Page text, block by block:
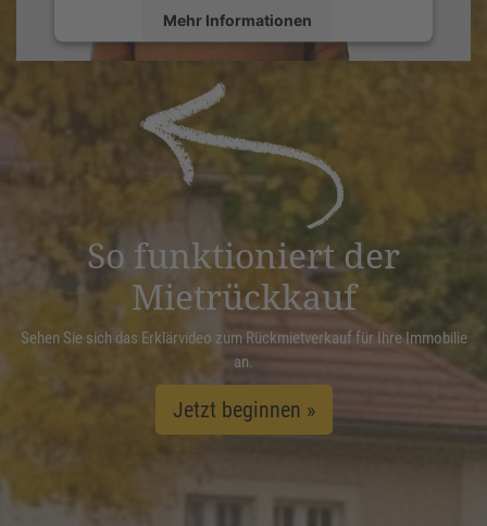
Mehr Informationen
powered by
Management Platform
So funktioniert der
Mietrückkauf
Sehen Sie sich das Erklärvideo zum Rückmietverkauf für Ihre Immobilie
an.
Jetzt beginnen »